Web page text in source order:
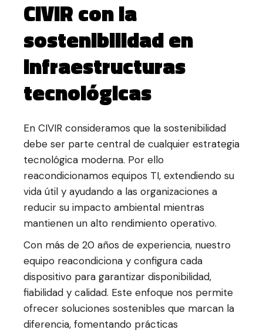
CIVIR con la
sostenibilidad en
infraestructuras
tecnológicas
En CIVIR consideramos que la sostenibilidad
debe ser parte central de cualquier estrategia
tecnológica moderna. Por ello
reacondicionamos equipos TI, extendiendo su
vida útil y ayudando a las organizaciones a
reducir su impacto ambiental mientras
mantienen un alto rendimiento operativo.
Con más de 20 años de experiencia, nuestro
equipo reacondiciona y configura cada
dispositivo para garantizar disponibilidad,
fiabilidad y calidad. Este enfoque nos permite
ofrecer soluciones sostenibles que marcan la
diferencia, fomentando prácticas